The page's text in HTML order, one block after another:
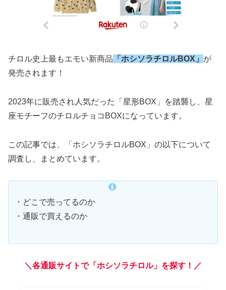
チロル史上最もエモい新商品 「ホシソラチロルBOX 」 が
発売されます！
2023年に販売され人気だった「星形BOX」を踏襲し、星
座モチーフのチロルチョコBOXになっています。
この記事では、「ホシソラチロルBOX」の以下について
調査し、まとめています。
・どこで売ってるのか
・通販で買えるのか
＼各通販サイトで「ホシソラチロル」を探す！／